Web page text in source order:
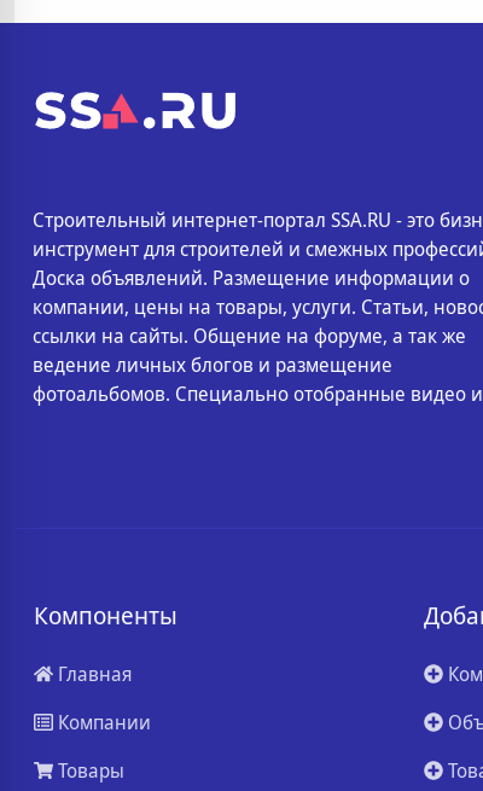
Строительный интернет-портал SSA.RU - это
инструмент для строителей и смежных
Доска объявлений. Размещение информации о
компании, цены на товары, услуги. Статьи,
ссылки на сайты. Общение на форуме, а так же
ведение личных блогов и размещение
фотоальбомов. Специально отобранные видео
Компоненты
Главная
Компании
Товары